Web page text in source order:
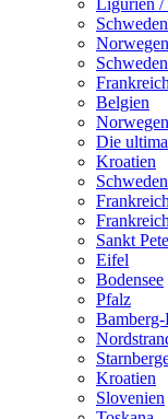
Belgien
Die
Kroatien
Sankt
Eifel
Bodensee
Pfalz
Kroatien
Slovenien